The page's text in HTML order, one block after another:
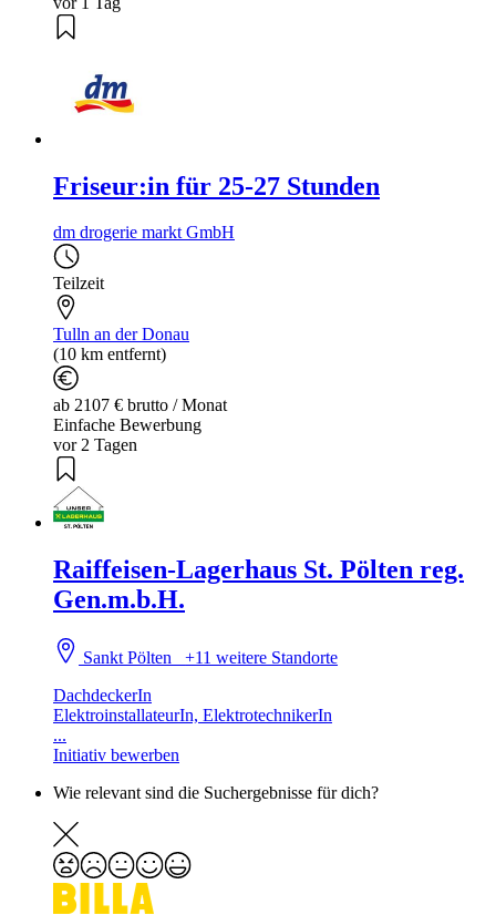
Friseur:in für 25-27 Stunden
dm drogerie markt GmbH
Teilzeit
Tulln an der Donau
(10 km entfernt)
ab 2107 € brutto / Monat
Einfache Bewerbung
vor 2 Tagen
Raiffeisen-Lagerhaus St. Pölten reg.
Gen.m.b.H.
Sankt Pölten+11 weitere Standorte
DachdeckerIn
ElektroinstallateurIn, ElektrotechnikerIn
...
Initiativ bewerben
Wie relevant sind die Suchergebnisse für dich?